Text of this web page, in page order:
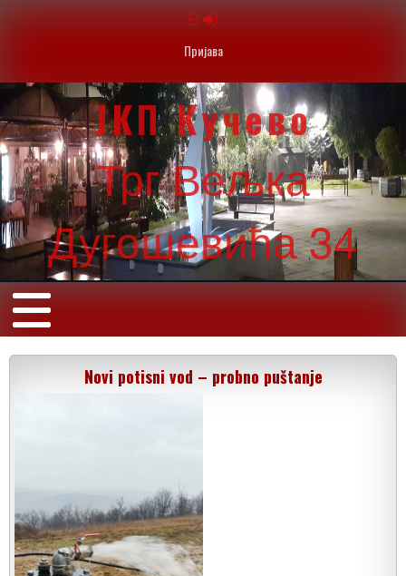
Пријава
ЈКП Кучево
Трг Вељка
Дугошевића 34
Novi potisni vod – probno puštanje